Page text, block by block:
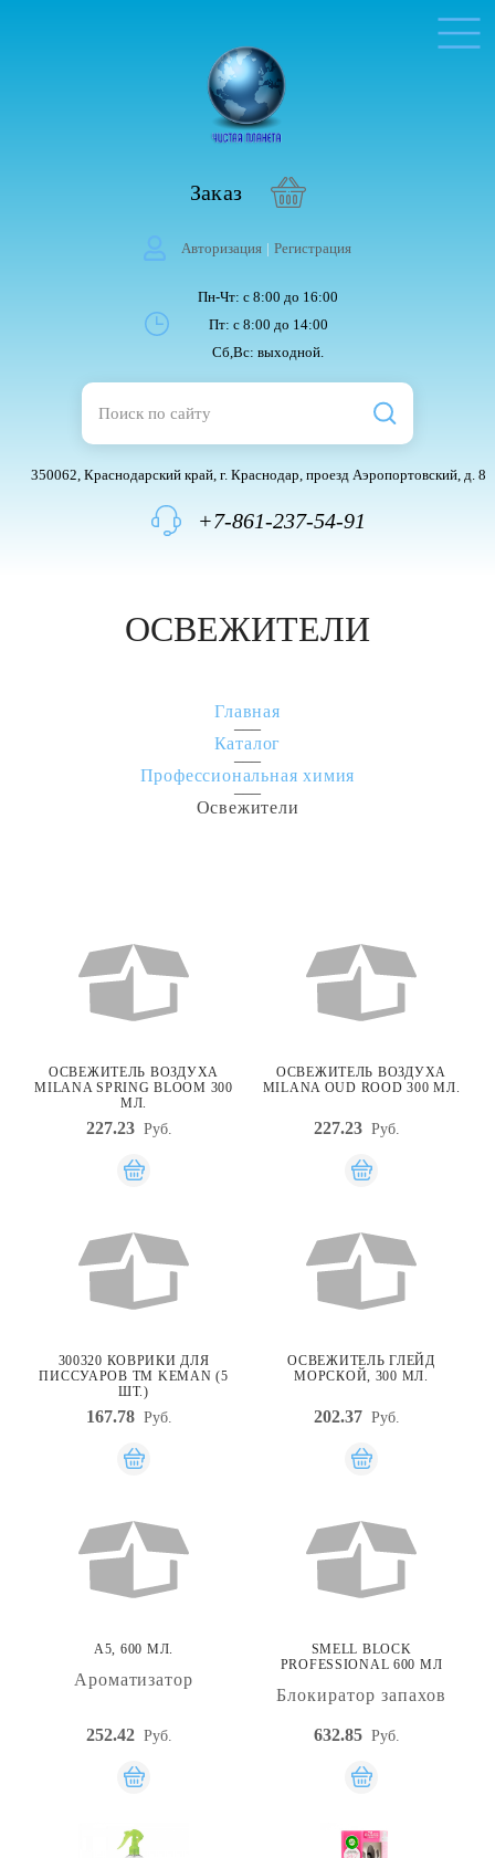
Заказ
Авторизация | Регистрация
Пн-Чт: с 8:00 до 16:00
Пт: с 8:00 до 14:00
Сб,Вс: выходной.
350062, Краснодарский край, г. Краснодар, проезд Аэропортовский, д. 8
+7-861-237-54-91
ОСВЕЖИТЕЛИ
Главная
Каталог
Профессиональная химия
Освежители
ОСВЕЖИТЕЛЬ ВОЗДУХА
MILANA SPRING BLOOM 300
МЛ.
227.23 Руб.
ОСВЕЖИТЕЛЬ ВОЗДУХА
MILANA OUD ROOD 300 МЛ.
227.23 Руб.
300320 КОВРИКИ ДЛЯ
ПИССУАРОВ TM KEMAN (5
ШТ.)
167.78 Руб.
ОСВЕЖИТЕЛЬ ГЛЕЙД
МОРСКОЙ, 300 МЛ.
202.37 Руб.
A5, 600 МЛ.
Ароматизатор
252.42 Руб.
SMELL BLOCK
PROFESSIONAL 600 МЛ
Блокиратор запахов
632.85 Руб.